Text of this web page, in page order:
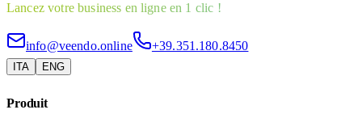
Lancez votre business en ligne en 1 clic !
info@veendo.online +39.351.180.8450
ITA ENG
Produit